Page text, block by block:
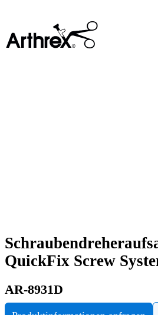
QuickFix Screw
AR-8931D